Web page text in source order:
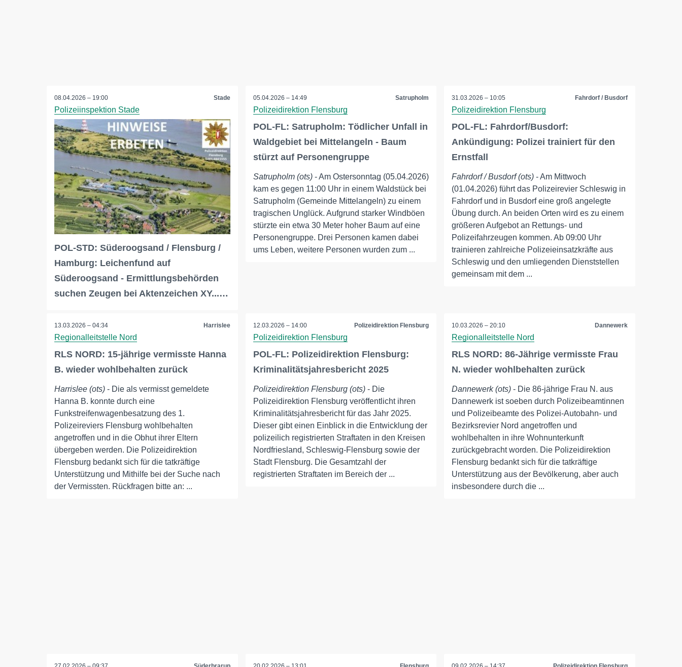
08.04.2026 – 19:00 Stade
Polizeiinspektion Stade
POL-STD: Süderoogsand / Flensburg /
Hamburg: Leichenfund auf
Süderoogsand - Ermittlungsbehörden
suchen Zeugen bei Aktenzeichen XY...…
05.04.2026 – 14:49 Satrupholm
Polizeidirektion Flensburg
POL-FL: Satrupholm: Tödlicher Unfall in
Waldgebiet bei Mittelangeln - Baum
stürzt auf Personengruppe
Satrupholm (ots)- Am Ostersonntag (05.04.2026)
kam es gegen 11:00 Uhr in einem Waldstück bei
Satrupholm (Gemeinde Mittelangeln) zu einem
tragischen Unglück. Aufgrund starker Windböen
stürzte ein etwa 30 Meter hoher Baum auf eine
Personengruppe. Drei Personen kamen dabei
ums Leben, weitere Personen wurden zum ...
31.03.2026 – 10:05 Fahrdorf / Busdorf
Polizeidirektion Flensburg
POL-FL: Fahrdorf/Busdorf:
Ankündigung: Polizei trainiert für den
Ernstfall
Fahrdorf / Busdorf (ots) - Am Mittwoch
(01.04.2026) führt das Polizeirevier Schleswig in
Fahrdorf und in Busdorf eine groß angelegte
Übung durch. An beiden Orten wird es zu einem
größeren Aufgebot an Rettungs- und
Polizeifahrzeugen kommen. Ab 09:00 Uhr
trainieren zahlreiche Polizeieinsatzkräfte aus
Schleswig und den umliegenden Dienststellen
gemeinsam mit dem ...
13.03.2026 – 04:34 Harrislee
Regionalleitstelle Nord
RLS NORD: 15-jährige vermisste Hanna
B. wieder wohlbehalten zurück
Harrislee (ots) - Die als vermisst gemeldete
Hanna B. konnte durch eine
Funkstreifenwagenbesatzung des 1.
Polizeireviers Flensburg wohlbehalten
angetroffen und in die Obhut ihrer Eltern
übergeben werden. Die Polizeidirektion
Flensburg bedankt sich für die tatkräftige
Unterstützung und Mithilfe bei der Suche nach
der Vermissten. Rückfragen bitte an: ...
12.03.2026 – 14:00 Polizeidirektion Flensburg
Polizeidirektion Flensburg
POL-FL: Polizeidirektion Flensburg:
Kriminalitätsjahresbericht 2025
Polizeidirektion Flensburg (ots)- Die
Polizeidirektion Flensburg veröffentlicht ihren
Kriminalitätsjahresbericht für das Jahr 2025.
Dieser gibt einen Einblick in die Entwicklung der
polizeilich registrierten Straftaten in den Kreisen
Nordfriesland, Schleswig-Flensburg sowie der
Stadt Flensburg. Die Gesamtzahl der
registrierten Straftaten im Bereich der ...
10.03.2026 – 20:10 Dannewerk
Regionalleitstelle Nord
RLS NORD: 86-Jährige vermisste Frau
N. wieder wohlbehalten zurück
Dannewerk (ots) - Die 86-jährige Frau N. aus
Dannewerk ist soeben durch Polizeibeamtinnen
und Polizeibeamte des Polizei-Autobahn- und
Bezirksrevier Nord angetroffen und
wohlbehalten in ihre Wohnunterkunft
zurückgebracht worden. Die Polizeidirektion
Flensburg bedankt sich für die tatkräftige
Unterstützung aus der Bevölkerung, aber auch
insbesondere durch die ...